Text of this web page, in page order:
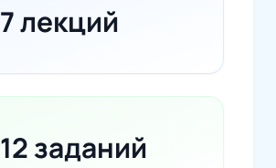
7 лекций
12 заданий